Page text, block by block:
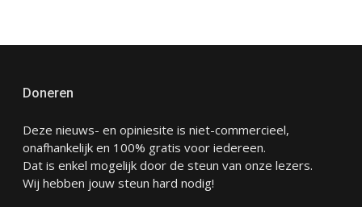
Doneren
Deze nieuws- en opiniesite is niet-commercieel,
onafhankelijk en 100% gratis voor iedereen.
Dat is enkel mogelijk door de steun van onze lezers.
Wij hebben jouw steun hard nodig!